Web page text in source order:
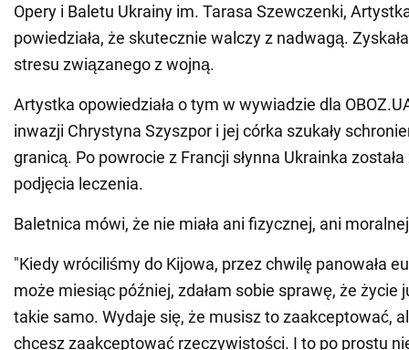
Opery i Baletu Ukrainy im. Tarasa Szewczenki,
powiedziała, że skutecznie walczy z nadwagą.
stresu związanego z wojną.
Artystka opowiedziała o tym w wywiadzie dla
inwazji Chrystyna Szyszpor i jej córka szukały
granicą. Po powrocie z Francji słynna Ukrainka
podjęcia leczenia.
Baletnica mówi, że nie miała ani fizycznej, ani
"Kiedy wróciliśmy do Kijowa, przez chwilę panowała
może miesiąc później, zdałam sobie sprawę, że życie
takie samo. Wydaje się, że musisz to zaakceptować,
chcesz zaakceptować rzeczywistości. I to po prostu